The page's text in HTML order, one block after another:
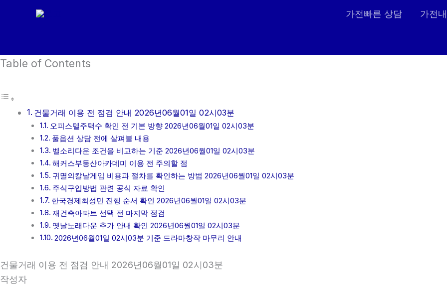
건
뛰
가전빠른 상담 가전
Table of Contents
건물거래 이용 전 점검 안내 2026년06월01일 02시03분
오피스텔주택수 확인 전 기본 방향 2026년06월01일 02시03분
풀옵션 상담 전에 살펴볼 내용
벨소리다운 조건을 비교하는 기준 2026년06월01일 02시03분
해커스부동산아카데미 이용 전 주의할 점
귀멸의칼날게임 비용과 절차를 확인하는 방법 2026년06월01일 02시03분
주식구입방법 관련 공식 자료 확인
한국경제최성민 진행 순서 확인 2026년06월01일 02시03분
재건축아파트 선택 전 마지막 점검
옛날노래다운 추가 안내 확인 2026년06월01일 02시03분
2026년06월01일 02시03분 기준 드라마창작 마무리 안내
건물거래 이용 전 점검 안내 2026년06월01일 02시03분
작성자